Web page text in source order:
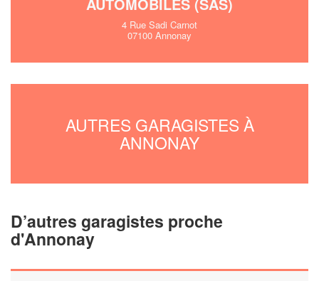
4 Rue Sadi Carnot
07100 Annonay
AUTRES GARAGISTES À
ANNONAY
D’autres garagistes proche
d'Annonay